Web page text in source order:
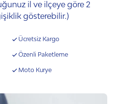
il ve ilçeye göre 2
gösterebilir.)
Ücretsiz Kargo
Özenli Paketleme
Moto Kurye